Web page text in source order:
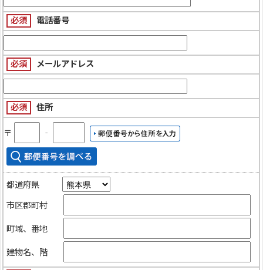
必須 電話番号
必須 メールアドレス
必須 住所
〒 ‐
都道府県
市区郡町村
町域、番地
建物名、階